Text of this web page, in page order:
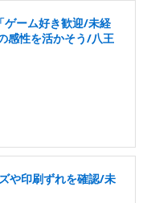
ゲーム好き歓迎/未経
感性を活かそう/八王
や印刷ずれを確認/未